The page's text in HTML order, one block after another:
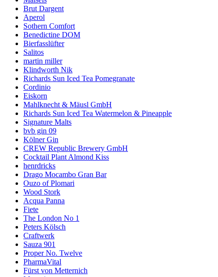
Brut Dargent
Aperol
Sothern Comfort
Benedictine DOM
Bierfasslüfter
Salitos
martin miller
Klindworth Nik
Richards Sun Iced Tea Pomegranate
Cordinio
Eiskorn
Mahlknecht & Mäusl GmbH
Richards Sun Iced Tea Watermelon & Pineapple
Signature Malts
bvb gin 09
Kölner Gin
CREW Republic Brewery GmbH
Cocktail Plant Almond Kiss
henrdricks
Drago Mocambo Gran Bar
Ouzo of Plomari
Wood Stork
Acqua Panna
Fiete
The London No 1
Peters Kölsch
Craftwerk
Sauza 901
Proper No. Twelve
PharmaVital
Fürst von Metternich